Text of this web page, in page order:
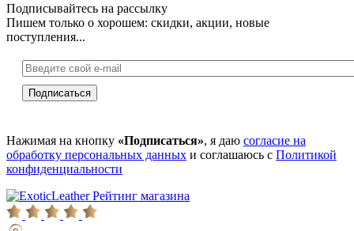
Подписывайтесь на рассылку
Пишем только о хорошем: скидки, акции, новые
поступления...
Нажимая на кнопку «Подписаться», я даю согласие на
обработку персональных данных и соглашаюсь с Политикой
конфиденциальности
Рейтинг магазина